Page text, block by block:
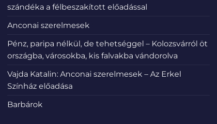
szándéka a félbeszakított előadással
Anconai szerelmesek
Pénz, paripa nélkül, de tehetséggel – Kolozsvárról öt
országba, városokba, kis falvakba vándorolva
Vajda Katalin: Anconai szerelmesek – Az Erkel
Színház előadása
Barbárok